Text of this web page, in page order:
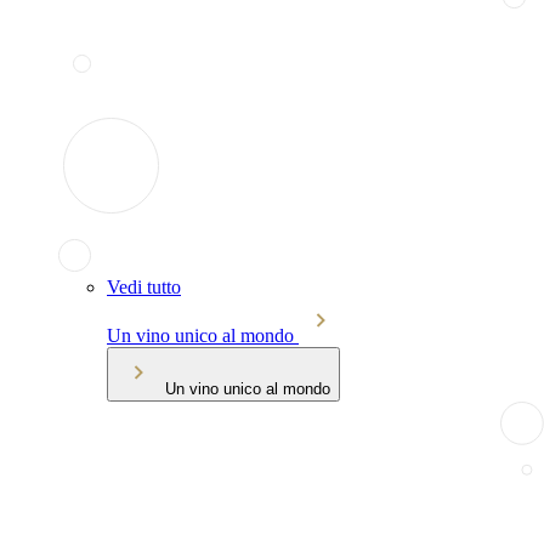
Vedi tutto
Un vino unico al mondo
Un vino unico al mondo